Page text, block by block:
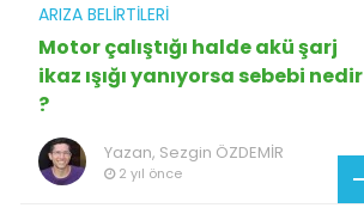
ARIZA BELIRTILERI
Motor çalıştığı halde akü şarj
ikaz ışığı yanıyorsa sebebi nedir
?
Yazan, Sezgin ÖZDEMİR
2 yıl önce